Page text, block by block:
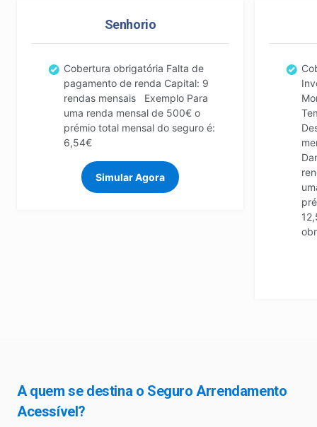
Senhorio
Cobertura obrigatória Falta de
pagamento de renda Capital: 9
rendas mensais Exemplo Para
uma renda mensal de 500€ o
prémio total mensal do seguro é:
6,54€
Simular Agora
A quem se destina o Seguro Arrendamento
Acessível?